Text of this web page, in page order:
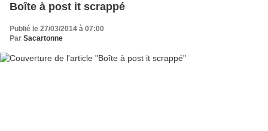
Boîte à post it scrappé
Publié le 27/03/2014 à 07:00
Par Sacartonne